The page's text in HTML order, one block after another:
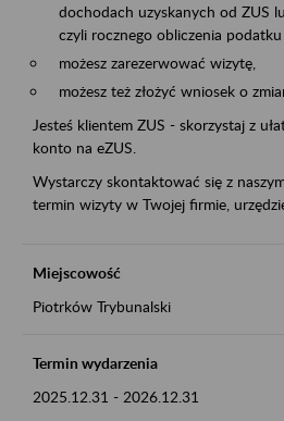
dochodach uzyskanych od ZUS
czyli rocznego obliczenia podatku
możesz zarezerwować wizytę,
możesz też złożyć wniosek o
Jesteś klientem ZUS - skorzystaj z
konto na eZUS.
Wystarczy skontaktować się z
termin wizyty w Twojej firmie,
Miejscowość
Piotrków Trybunalski
Termin wydarzenia
2025.12.31 - 2026.12.31